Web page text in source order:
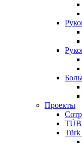
Проекты
Türk